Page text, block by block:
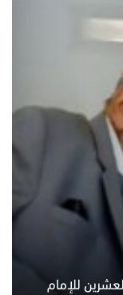
للإمام